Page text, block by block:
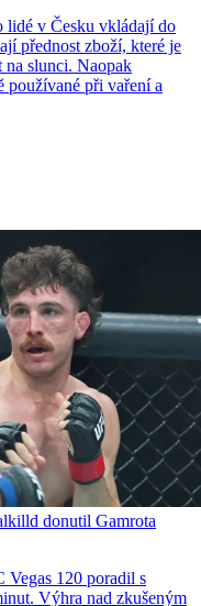
lidé v Česku vkládají do
přednost zboží, které je
na slunci. Naopak
používané při vaření a
donutil Gamrota
120 poradil s
Výhra nad zkušeným